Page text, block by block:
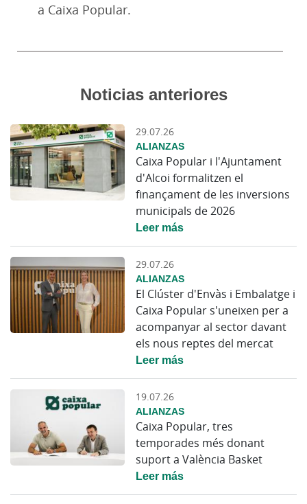
a Caixa Popular.
Noticias anteriores
29.07.26
ALIANZAS
Caixa Popular i l'Ajuntament
d'Alcoi formalitzen el
finançament de les inversions
municipals de 2026
Leer más
29.07.26
ALIANZAS
El Clúster d'Envàs i Embalatge i
Caixa Popular s'uneixen per a
acompanyar al sector davant
els nous reptes del mercat
Leer más
19.07.26
ALIANZAS
Caixa Popular, tres
temporades més donant
suport a València Basket
Leer más